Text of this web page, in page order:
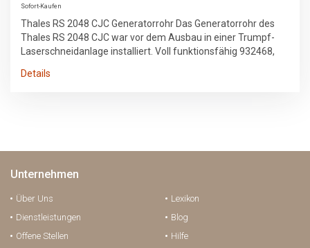
Sofort-Kaufen
Thales RS 2048 CJC Generatorrohr Das Generatorrohr des
Thales RS 2048 CJC war vor dem Ausbau in einer Trumpf-
Laserschneidanlage installiert. Voll funktionsfähig 932468,
1812660, 1247712, 1811787
Details
Unternehmen
Über Uns
Dienstleistungen
Offene Stellen
Lexikon
Blog
Hilfe